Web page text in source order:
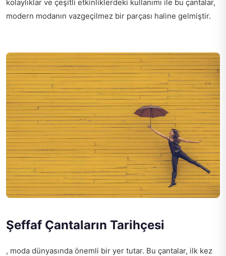
kolaylıklar ve çeşitli etkinliklerdeki kullanımı ile bu çantalar,
modern modanın vazgeçilmez bir parçası haline gelmiştir.
Şeffaf Çantaların Tarihçesi
, moda dünyasında önemli bir yer tutar. Bu çantalar, ilk kez